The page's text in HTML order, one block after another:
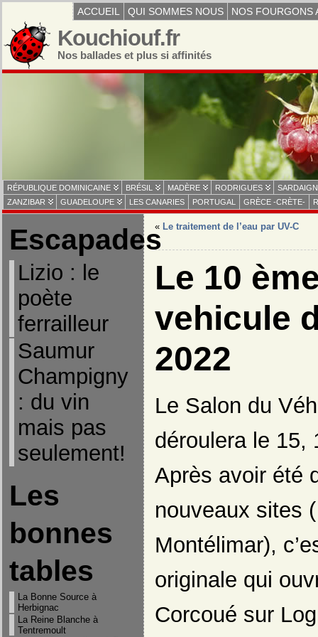
ACCUEIL QUI SOMMES NOUS NOS FOURGONS
Kouchiouf.fr
Nos ballades et plus si affinités
RÉPUBLIQUE DOMINICAINE BRÉSIL MADÈRE RODRIGUES
ZANZIBAR
GUADELOUPE LES CANARIES PORTUGAL GRÈCE -CRÈTE-
Escapades
Lizio : le
poète
ferrailleur
Saumur
Champigny
: du vin
mais pas
seulement!
Les
bonnes
tables
La Bonne Source à
Herbignac
La Reine Blanche à
Tentremoult
« Le traitement de l’eau par UV-C
Le 10
vehicule
2022
Le Salon du
déroulera le 15,
Après avoir été
nouveaux sites
Montélimar),
originale qui
Corcoué sur